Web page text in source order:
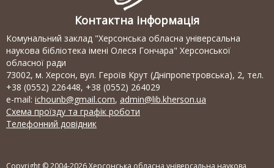
Контактна інформація
Комунальний заклад "Херсонська обласна універсальна
наукова бібліотека імені Олеся Гончара" Херсонської
обласної ради
73002, м. Херсон, вул. Героїв Крут (Дніпропетровська), 2, тел.
+38 (0552) 226448, +38 (0552) 264029
e-mail: ichounb@gmail.com, admin@lib.kherson.ua
Схема проїзду та графік роботи
Телефонний довідник
Copyright © 2004-2026 Херсонська обласна універсальна наукова